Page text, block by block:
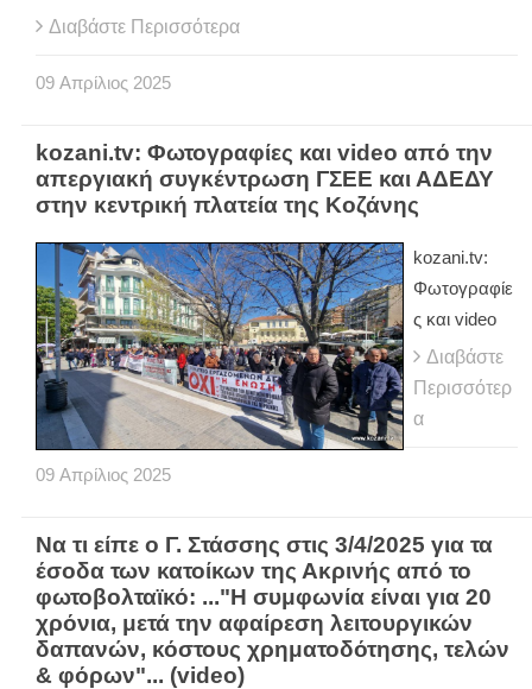
Διαβάστε Περισσότερα
09 Απρίλιος 2025
kozani.tv: Φωτογραφίες και video από την
απεργιακή συγκέντρωση ΓΣΕΕ και ΑΔΕΔΥ
στην κεντρική πλατεία της Κοζάνης
kozani.tv:
Φωτογραφίε
ς και video
Διαβάστε
Περισσότερ
α
09 Απρίλιος 2025
Να τι είπε ο Γ. Στάσσης στις 3/4/2025 για τα
έσοδα των κατοίκων της Ακρινής από το
φωτοβολταϊκό: ..."H συμφωνία είναι για 20
χρόνια, μετά την αφαίρεση λειτουργικών
δαπανών, κόστους χρηματοδότησης, τελών
& φόρων"... (video)